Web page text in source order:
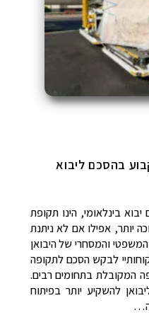
בהסכם ליבוא
בינלאומי, הינו תקופת
יותר, אפילו אם לא ניתנת
והמסחרי של היבואן
לבקש הסכם לתקופה
התקופה המקובלת בתחומים רבים.
להשקיע יותר בפיתוח